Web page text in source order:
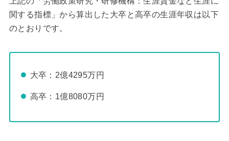
関する指標」から算出した大卒と高卒の生涯年収は以下
のとおりです。
大卒：2億4295万円
高卒：1億8080万円